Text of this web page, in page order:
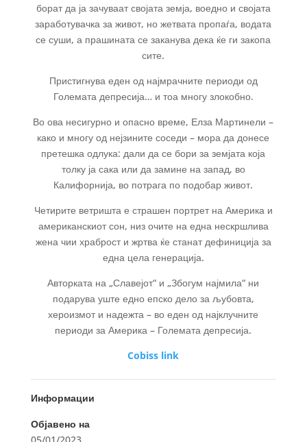
борат да ја зачуваат својата земја, воедно и својата
заработувачка за живот, но жетвата пропаѓа, водата
се суши, а прашината се заканува дека ќе ги закопа
сите.
Пристигнува еден од најмрачните периоди од
Големата депресија… и тоа многу злокобно.
Во ова несигурно и опасно време, Елза Мартинели –
како и многу од нејзините соседи – мора да донесе
претешка одлука: дали да се бори за земјата која
толку ја сака или да замине на запад, во
Калифорнија, во потрага по подобар живот.
Четирите ветришта е страшен портрет на Америка и
американскиот сон, низ очите на една нескршлива
жена чии храброст и жртва ќе станат дефиниција за
една цела генерација.
Авторката на „Славејот“ и „Збогум најмила“ ни
подарува уште едно епско дело за љубовта,
хероизмот и надежта – во еден од најклучните
периоди за Америка – Големата депресија.
Cobiss link
Информации
Објавено на